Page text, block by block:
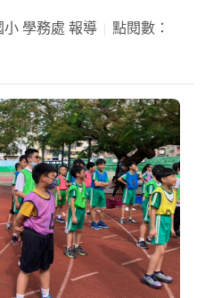
小 學務處 報導
點閱數：